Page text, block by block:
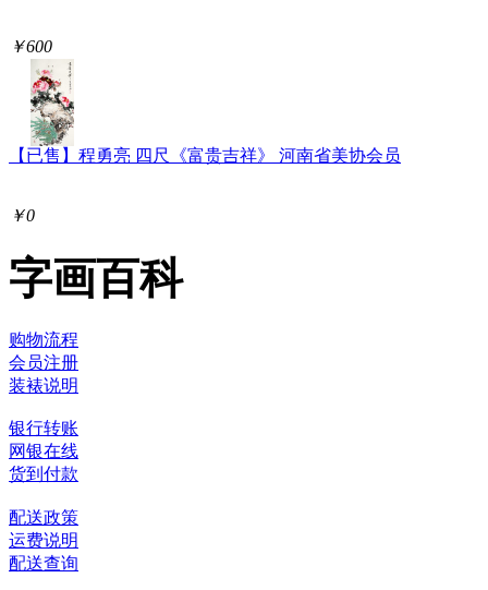
￥600
【已售】程勇亮 四尺《富贵吉祥》 河南省美协会员
￥0
字画百科
购物流程
会员注册
装裱说明
银行转账
网银在线
货到付款
配送政策
运费说明
配送查询